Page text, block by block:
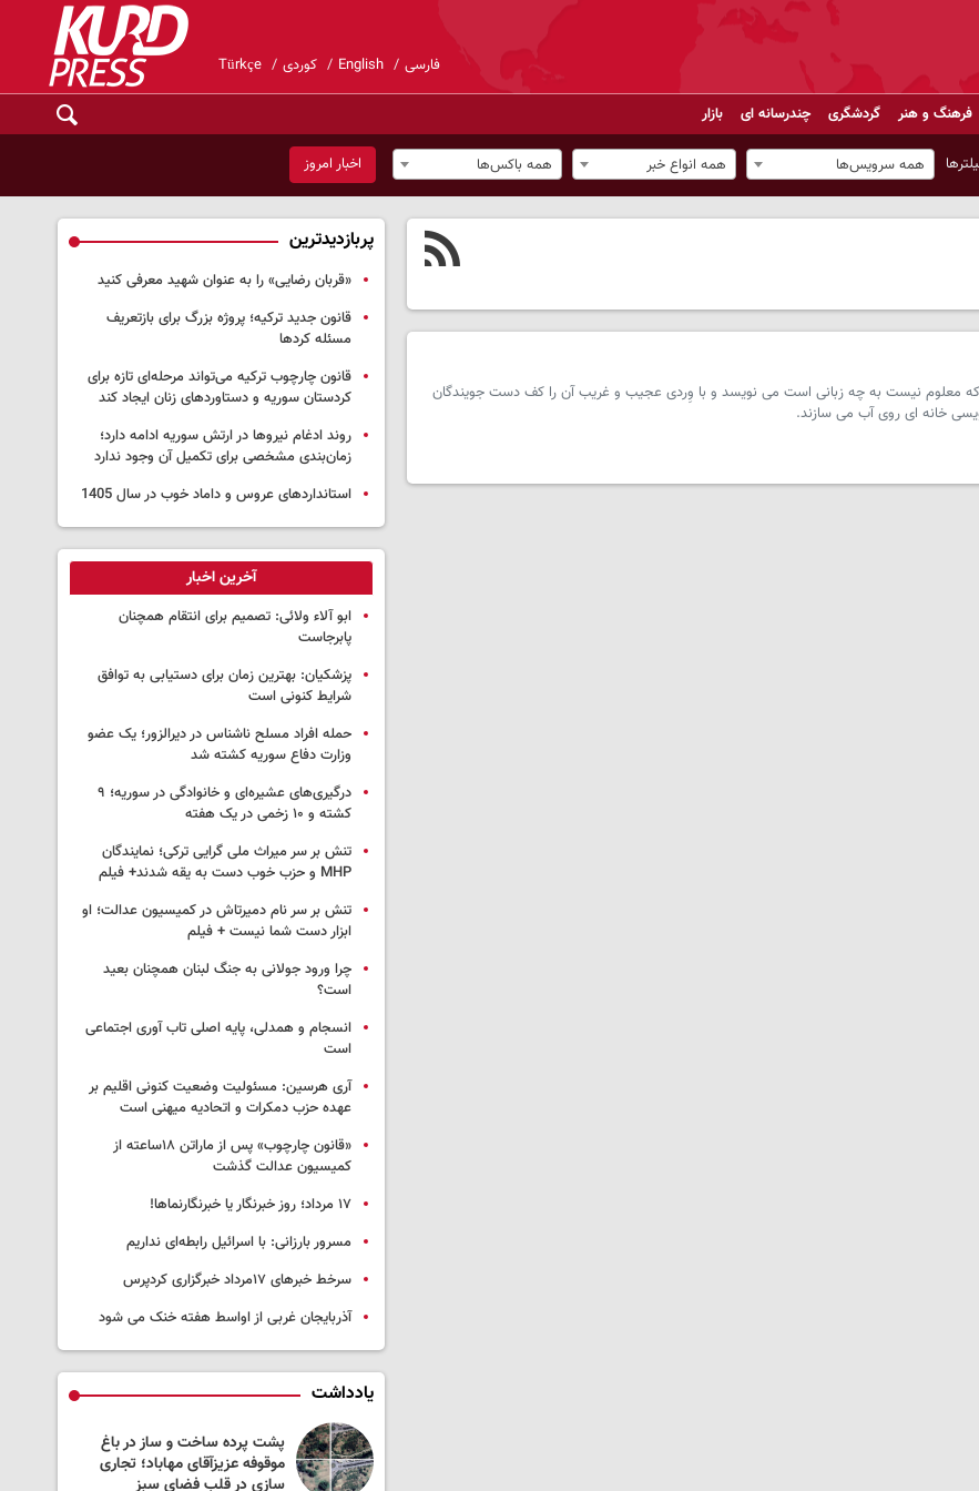
فارسی English کوردی Türkçe
فرهنگ و هنر گردشگری چندرسانه ای بازار
همه سرویس‌ها همه انواع خبر همه باکس‌ها اخبار امروز
معلوم نیست به چه زبانی است می نویسد و با وِردی عجیب و غریب آن را کف دست جویندگان
خانه ای روی آب می سازند.
پربازدیدترین
«قربان رضایی» را به عنوان شهید معرفی کنید
قانون جدید ترکیه؛ پروژه بزرگ‌ برای بازتعریف
مسئله کردها
قانون چارچوب ترکیه می‌تواند مرحله‌ای تازه برای
کردستان سوریه و دستاوردهای زنان ایجاد کند
روند ادغام نیروها در ارتش سوریه ادامه دارد؛
زمان‌بندی مشخصی برای تکمیل آن وجود ندارد
استانداردهای عروس و داماد خوب در سال 1405
آخرین اخبار
ابو آلاء ولائی: تصمیم برای انتقام همچنان
پابرجاست
پزشکیان‌: بهترین زمان برای دستیابی به توافق
شرایط کنونی است
حمله افراد مسلح ناشناس در دیرالزور؛ یک عضو
وزارت دفاع سوریه کشته شد
درگیری‌های عشیره‌ای و خانوادگی در سوریه؛ ۹
کشته و ۱۰ زخمی در یک هفته
تنش بر سر میراث ملی گرایی ترکی؛ نمایندگان
MHP و حزب خوب دست به یقه شدند+ فیلم
تنش بر سر نام دمیرتاش در کمیسیون عدالت؛ او
ابزار دست شما نیست + فیلم
چرا ورود جولانی به جنگ لبنان همچنان بعید
است؟
انسجام و همدلی، پایه اصلی تاب آوری اجتماعی
است
آری هرسین: مسئولیت وضعیت کنونی اقلیم بر
عهده حزب دمکرات و اتحادیه میهنی است
«قانون چارچوب» پس از ماراتن ۱۸ساعته از
کمیسیون عدالت گذشت
١٧ مرداد؛ روز خبرنگار یا خبرنگارنماها!
مسرور بارزانی: با اسرائیل رابطه‌ای نداریم
سرخط خبرهای ۱۷مرداد خبرگزاری کردپرس
آذربایجان غربی از اواسط هفته خنک می شود
یادداشت
پشت پرده ساخت و ساز در باغ
موقوفه عزیزآقای مهاباد؛ تجاری
سازی در قلب فضای سبز